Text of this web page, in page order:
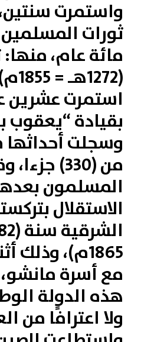
واستمرت
ثورات
مائة عام،
استمرت عشرين
بقيادة “يعقوب
وسجلت
من (330)
المسلمون
الاستقلال
1865م)، وذلك
مع أسرة
هذه الدولة
ولا اعترافًا من